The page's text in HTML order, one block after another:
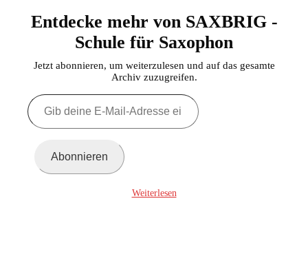
Entdecke mehr von SAXBRIG -
Schule für Saxophon
Jetzt abonnieren, um weiterzulesen und auf das gesamte
Archiv zuzugreifen.
Gib
deine
E-
Abonnieren
Weiterlesen